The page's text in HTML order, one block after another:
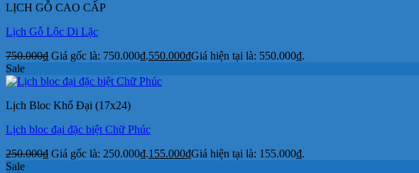
LỊCH GỖ CAO CẤP
Lịch Gỗ Lộc Di Lặc
750.000₫ Giá gốc là: 750.000₫.550.000₫Giá hiện tại là: 550.000₫.
Sale
Lịch Bloc Khổ Đại (17x24)
Lịch bloc đại đặc biệt Chữ Phúc
250.000₫ Giá gốc là: 250.000₫.155.000₫Giá hiện tại là: 155.000₫.
Sale